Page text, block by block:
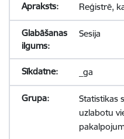
Reģistrē,
Sesija
_ga
Statistikas
uzlabotu